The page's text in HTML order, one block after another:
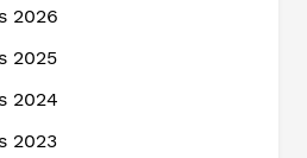
2026
2025
2024
2023